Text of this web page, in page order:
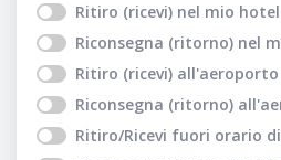
Ritiro (ricevi) nel mio hotel
Riconsegna (ritorno) nel
Ritiro (ricevi) all'aeroporto
Riconsegna (ritorno)
Ritiro/Ricevi fuori orario